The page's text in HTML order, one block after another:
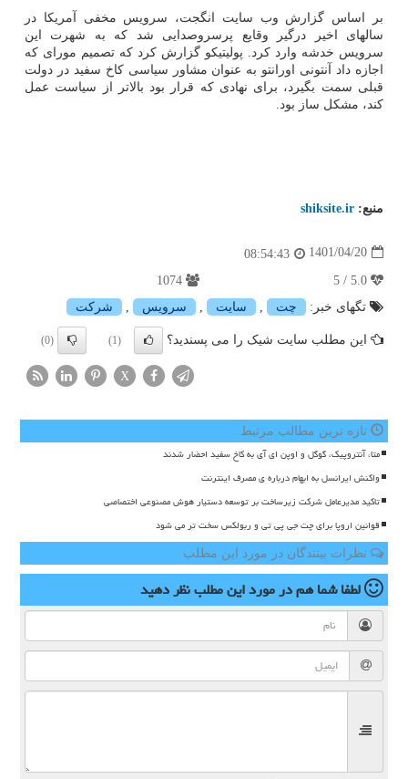
بر اساس گزارش وب سایت انگجت، سرویس مخفی آمریکا در
سالهای اخیر درگیر وقایع پرسروصدایی شد که به شهرت این
سرویس خدشه وارد کرد. پولیتیکو گزارش کرد که تصمیم مورای که
اجازه داد آنتونی اورانتو به عنوان مشاور سیاسی کاخ سفید در دولت
قبلی سمت بگیرد، برای نهادی که قرار بود بالاتر از سیاست عمل
کند، مشکل ساز بود.
منبع: shiksite.ir
1401/04/20
08:54:43
تگهای خبر:
چت سایت سرویس شركت
این مطلب سایت شیک را می پسندید؟ (1)
(0)
X
تازه ترین مطالب مرتبط
متا، آنتروپیک، گوگل و اوپن ای آی به کاخ سفید احضار شدند
واکنش ایرانسل به ابهام درباره ی مصرف اینترنت
تاکید مدیرعامل شرکت زیرساخت بر توسعه دستیار هوش مصنوعی اختصاصی
قوانین اروپا برای چت جی پی تی و ربولکس سخت تر می شود
نظرات بینندگان در مورد این مطلب
لطفا شما همدر مورد این مطلبنظر دهید